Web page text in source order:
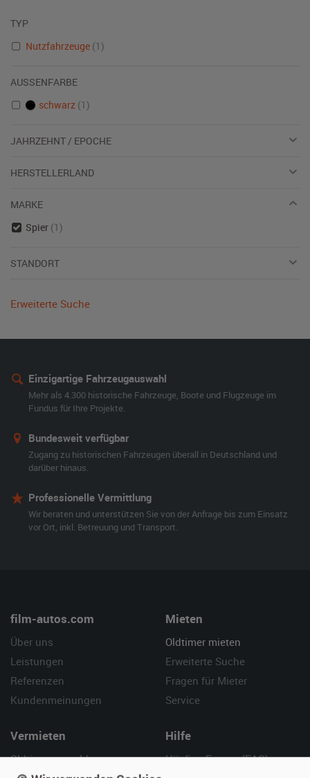
TYP
Nutzfahrzeuge (1)
AUSSENFARBE
schwarz (1)
JAHRZEHNT / EPOCHE
HERSTELLERLAND
MARKE
Spier (1)
STANDORT
Erweiterte Suche
Einzigartige Fahrzeugauswahl
Mehr als 4.300 historische Fahrzeuge, Boote und Flugzeuge im
Fundus für Ihre Projekte.
Bundesweit verfügbar
Zugang zu historischen Fahrzeugen überall in Deutschland und
darüber hinaus.
Professionelle Vermittlung
Wir beraten und unterstützen Sie von der Anfrage bis zum Einsatz
vor Ort, inkl. Betreuung und Transport.
film-autos.com
Über uns
Leistungen
Referenzen
Kundenmeinungen
Mieten
Oldtimer mieten
Erweiterte Suche
Fragen für Mieter
Service
Vermieten
Oldtimer anmelden
Hilfe
Häufige Fragen (FAQ)